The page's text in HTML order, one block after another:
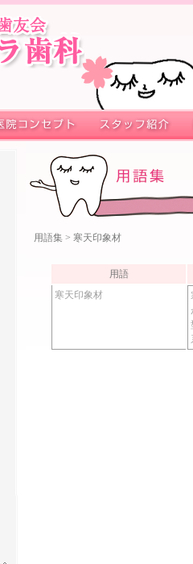
用語集 > 寒天印象材
用語
寒天印象材